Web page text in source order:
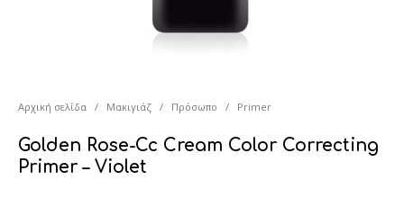
Αρχική σελίδα / Μακιγιάζ / Πρόσωπο / Primer
Golden Rose-Cc Cream Color Correcting
Primer – Violet